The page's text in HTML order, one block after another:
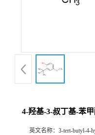
4-羟基-3-叔丁基-苯
英文名称： 3-tert-butyl-4-